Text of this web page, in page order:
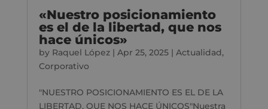
«Nuestro posicionamiento
es el de la libertad, que nos
hace únicos»
by Raquel López| Apr 25, 2025| Actualidad,
Corporativo
"NUESTRO POSICIONAMIENTO ES EL DE LA
LIBERTAD, QUE NOS HACE ÚNICOS"Nuestra